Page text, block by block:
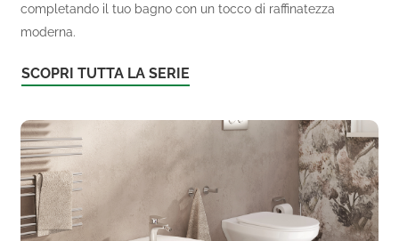
completando il tuo bagno con un tocco di raffinatezza
moderna.
SCOPRI TUTTA LA SERIE